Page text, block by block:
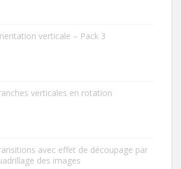
verticale – Pack 3
verticales en rotation
avec effet de découpage par
des images